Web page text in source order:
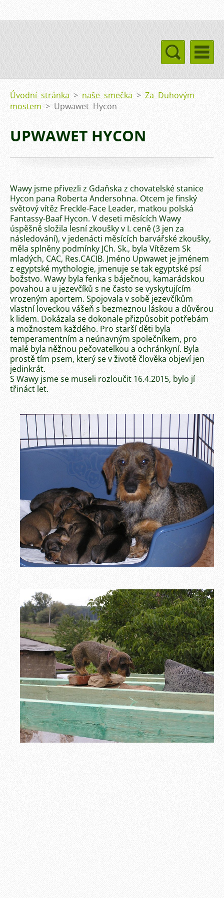
Úvodní stránka > naše smečka > Za Duhovým
mostem > Upwawet Hycon
UPWAWET HYCON
Wawy jsme přivezli z Gdaňska z chovatelské stanice
Hycon pana Roberta Andersohna. Otcem je finský
světový vítěz Freckle-Face Leader, matkou polská
Fantassy-Baaf Hycon. V deseti měsících Wawy
úspěšně složila lesní zkoušky v I. ceně (3 jen za
následování), v jedenácti měsících barvářské zkoušky,
měla splněny podmínky JCh. Sk., byla Vítězem Sk
mladých, CAC, Res.CACIB. Jméno Upwawet je jménem
z egyptské mythologie, jmenuje se tak egyptské psí
božstvo. Wawy byla fenka s báječnou, kamarádskou
povahou a u jezevčíků s ne často se vyskytujícím
vrozeným aportem. Spojovala v sobě jezevčíkům
vlastní loveckou vášeň s bezmeznou láskou a důvěrou
k lidem. Dokázala se dokonale přizpůsobit potřebám
a možnostem každého. Pro starší děti byla
temperamentním a neúnavným společníkem, pro
malé byla něžnou pečovatelkou a ochránkyní. Byla
prostě tím psem, který se v životě člověka objeví jen
jedinkrát.
S Wawy jsme se museli rozloučit 16.4.2015, bylo jí
třináct let.